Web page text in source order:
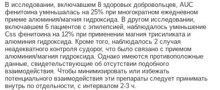
В исследовании, включавшем 8 здоровых добровольцев, AUC
фенитоина уменьшалась на 25% при многократном ежедневном
приеме алюминия/магния гидроксида. В другом исследовании,
включавшем 6 пациентов с эпилепсией, наблюдалось уменьшение
Css фенитоина на 12% при применении магния трисиликата и
алюминия гидроксида. Кроме того, наблюдалось 2 случая
неадекватного контроля судорог, что было связано с приемом
алюминия/магния гидроксида. Однако имеются противоположные
данные, свидетельствующие об отсутствии подобного
взаимодействия. Чтобы минимизировать или избежать
потенциального взаимодействия эти препараты следует принимать
внутрь по отдельности, с интервалом 2-3 ч.